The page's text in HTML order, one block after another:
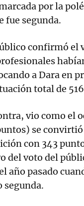
por la
fue segunda.
confirmó el
a Dara en
total de
vio como el
se convirtió
con 343
del voto del
año pasado
segunda.